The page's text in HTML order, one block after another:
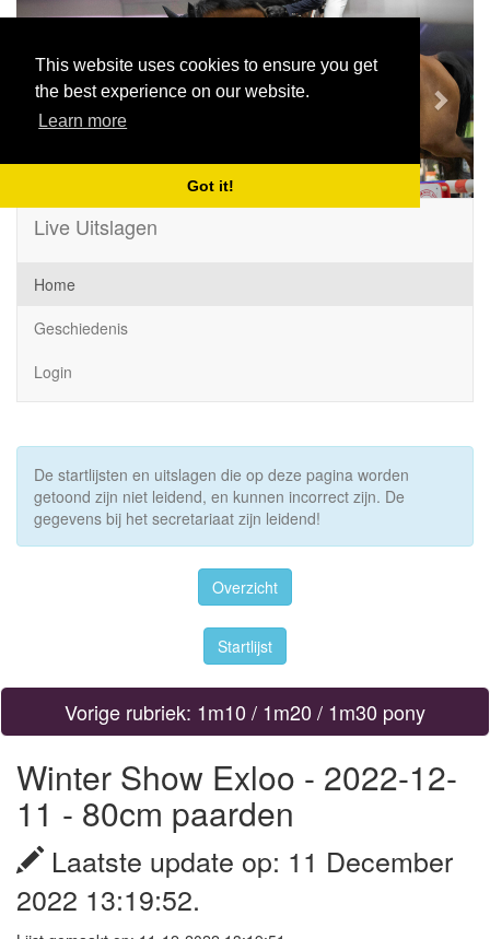
This website uses cookies to ensure you get
the best experience on our website.
Learn more
Got it!
Previous Next
Live Uitslagen
Home
Geschiedenis
Login
De startlijsten en uitslagen die op deze pagina worden
getoond zijn niet leidend, en kunnen incorrect zijn. De
gegevens bij het secretariaat zijn leidend!
Overzicht
Startlijst
Vorige rubriek: 1m10 / 1m20 / 1m30 pony
Winter Show Exloo - 2022-12-
11 - 80cm paarden
Laatste update op: 11 December
2022 13:19:52.